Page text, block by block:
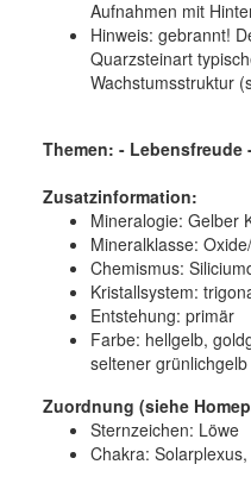
Aufnahmen mit
Hinweis: gebrannt!
Quarzsteinart
Wachstumsstruktur
Themen: -
Zusatzinformation:
Mineralogie: Gelber
Mineralklasse:
Chemismus:
Kristallsystem:
Entstehung: primär
Farbe: hellgelb,
seltener grünlichgelb
Zuordnung (siehe
Sternzeichen: Löwe
Chakra: